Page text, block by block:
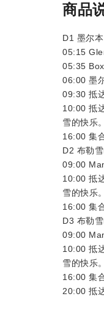
商品
D1 墨尔
05:15
05:35
06:00 墨
09:30 抵
10:00 抵
雪的快乐
16:00 集
D2 布勒
09:00
10:00 抵
雪的快乐
16:00 集
D3 布勒
09:00
10:00 抵
雪的快乐
16:00 集
20:00 抵